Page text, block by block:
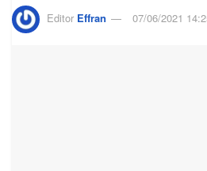
Editor Effran 07/06/2021